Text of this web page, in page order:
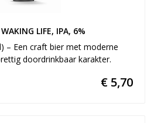
LIFE, IPA, 6%
– Een craft bier met moderne
doordrinkbaar karakter.
€ 5,70